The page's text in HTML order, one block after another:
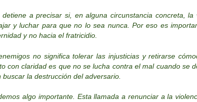
a precisar si, en alguna circunstancia concreta,
y luchar para que no lo sea nunca. Por eso es
y no hacia el fratricidio.
no significa tolerar las injusticias y retirarse
con claridad es que no se lucha contra el mal cuando se
buscar la destrucción del adversario.
algo importante. Esta llamada a renunciar a la